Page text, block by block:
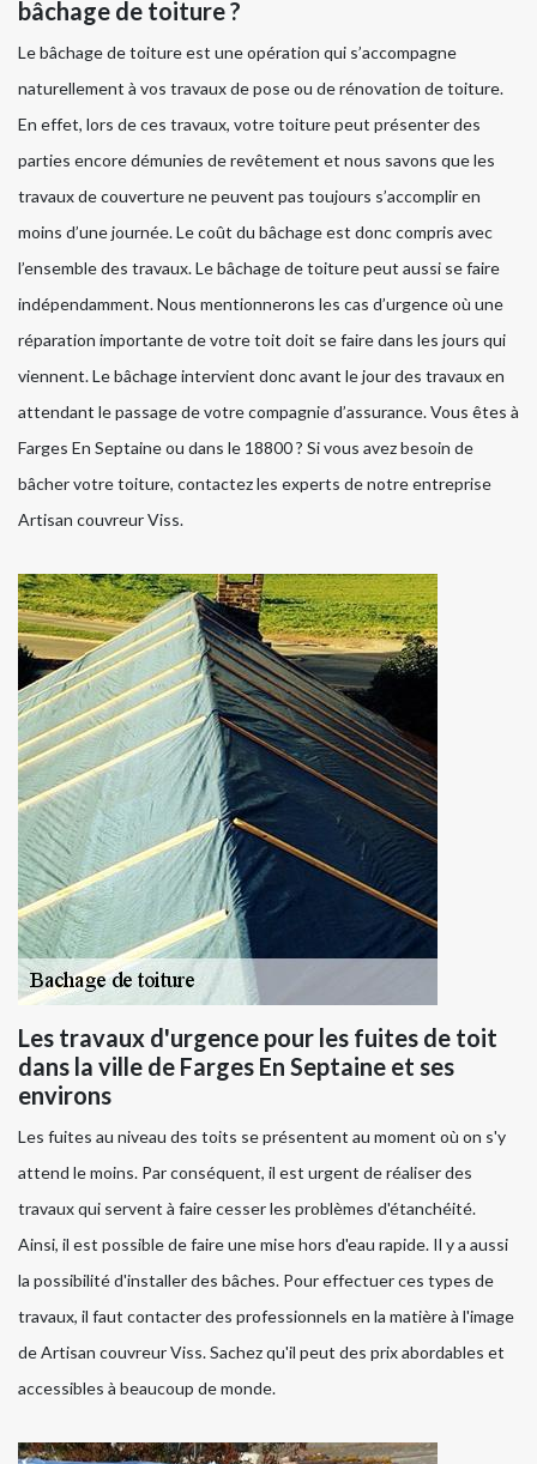
bâchage de toiture ?
Le bâchage de toiture est une opération qui s’accompagne
naturellement à vos travaux de pose ou de rénovation de toiture.
En effet, lors de ces travaux, votre toiture peut présenter des
parties encore démunies de revêtement et nous savons que les
travaux de couverture ne peuvent pas toujours s’accomplir en
moins d’une journée. Le coût du bâchage est donc compris avec
l’ensemble des travaux. Le bâchage de toiture peut aussi se faire
indépendamment. Nous mentionnerons les cas d’urgence où une
réparation importante de votre toit doit se faire dans les jours qui
viennent. Le bâchage intervient donc avant le jour des travaux en
attendant le passage de votre compagnie d’assurance. Vous êtes à
Farges En Septaine ou dans le 18800 ? Si vous avez besoin de
bâcher votre toiture, contactez les experts de notre entreprise
Artisan couvreur Viss.
Les travaux d'urgence pour les fuites de toit
dans la ville de Farges En Septaine et ses
environs
Les fuites au niveau des toits se présentent au moment où on s'y
attend le moins. Par conséquent, il est urgent de réaliser des
travaux qui servent à faire cesser les problèmes d'étanchéité.
Ainsi, il est possible de faire une mise hors d'eau rapide. Il y a aussi
la possibilité d'installer des bâches. Pour effectuer ces types de
travaux, il faut contacter des professionnels en la matière à l'image
de Artisan couvreur Viss. Sachez qu'il peut des prix abordables et
accessibles à beaucoup de monde.